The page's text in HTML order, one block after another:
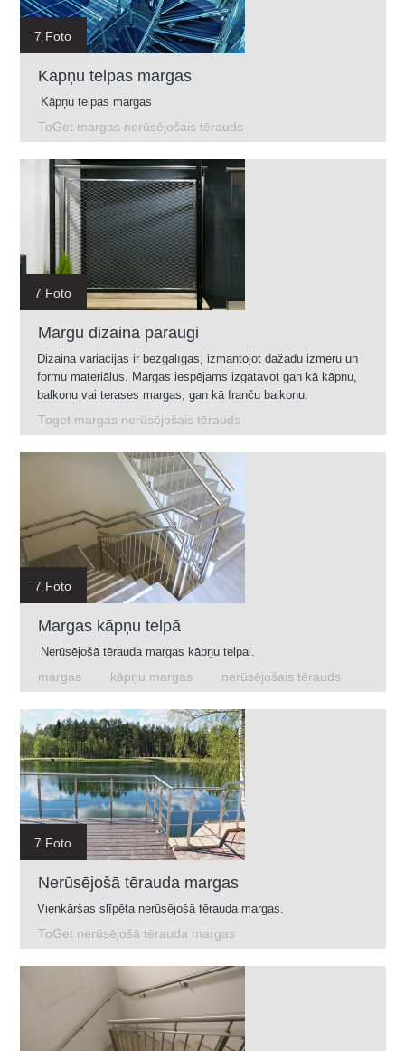
7 Foto
Kāpņu telpas margas
Kāpņu telpas margas
ToGet margas nerūsējošais tērauds
7 Foto
Margu dizaina paraugi
Dizaina variācijas ir bezgalīgas, izmantojot dažādu izmēru un
formu materiālus. Margas iespējams izgatavot gan kā kāpņu,
balkonu vai terases margas, gan kā franču balkonu.
Toget margas nerūsējošais tērauds
7 Foto
Margas kāpņu telpā
Nerūsējošā tērauda margas kāpņu telpai.
margas
kāpņu margas nerūsējošais tērauds
7 Foto
Nerūsējošā tērauda margas
Vienkāršas slīpēta nerūsējošā tērauda margas.
ToGet nerūsējošā tērauda margas